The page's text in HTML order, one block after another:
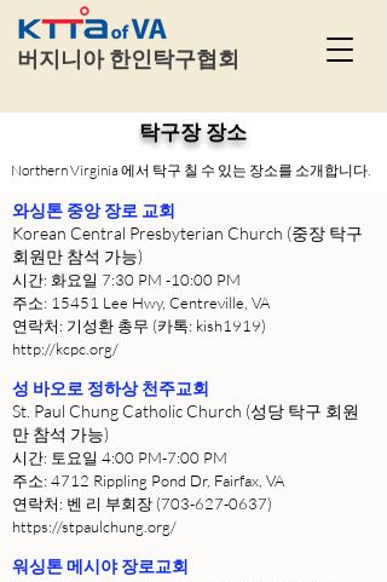
버지니아 한인탁구협회
​탁구장 장소
Northern Virginia 에서 탁구 칠 수 있는 장소를 소개합니다.
와싱톤 중앙 장로 교회
Korean Central Presbyterian Church (중장 탁구
회원만 참석 가능)
시간: 화요일 7:30 PM -10:00 PM
주소: 15451 Lee Hwy, Centreville, VA
연락처: 기성환 총무 (카톡: kish1919)
http://kcpc.org/
성 바오로 정하상 천주교회
St. Paul Chung Catholic Church (성당 탁구 회원
만 참석 가능)
시간: 토요일 4:00 PM-7:00 PM
주소: 4712 Rippling Pond Dr, Fairfax, VA
연락처: 벤 리 부회장 (703-627-0637)
https://stpaulchung.org/
워싱톤 메시야 장로교회